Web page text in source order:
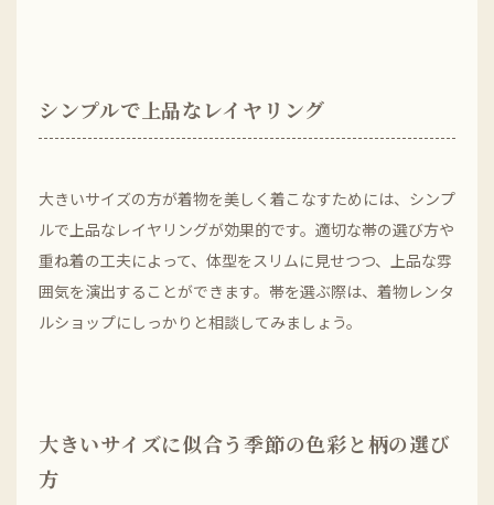
シンプルで上品なレイヤリング
大きいサイズの方が着物を美しく着こなすためには、シンプ
ルで上品なレイヤリングが効果的です。適切な帯の選び方や
重ね着の工夫によって、体型をスリムに見せつつ、上品な雰
囲気を演出することができます。帯を選ぶ際は、着物レンタ
ルショップにしっかりと相談してみましょう。
大きいサイズに似合う季節の色彩と柄の選び
方